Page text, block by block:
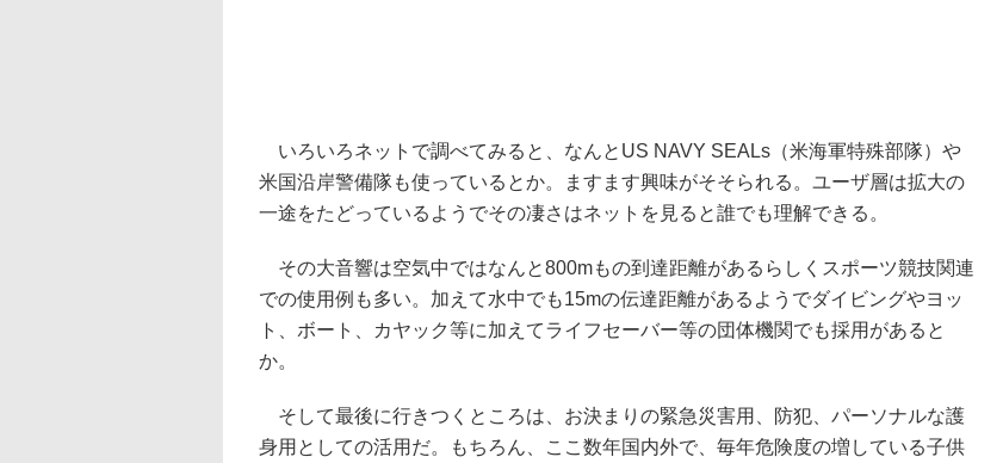
いろいろネットで調べてみると、なんとUS NAVY SEALs（米海軍特殊部隊）や
米国沿岸警備隊も使っているとか。ますます興味がそそられる。ユーザ層は拡大の
一途をたどっているようでその凄さはネットを見ると誰でも理解できる。
その大音響は空気中ではなんと800mもの到達距離があるらしくスポーツ競技関連
での使用例も多い。加えて水中でも15mの伝達距離があるようでダイビングやヨッ
ト、ボート、カヤック等に加えてライフセーバー等の団体機関でも採用があると
か。
そして最後に行きつくところは、お決まりの緊急災害用、防犯、パーソナルな護
身用としての活用だ。もちろん、ここ数年国内外で、毎年危険度の増している子供